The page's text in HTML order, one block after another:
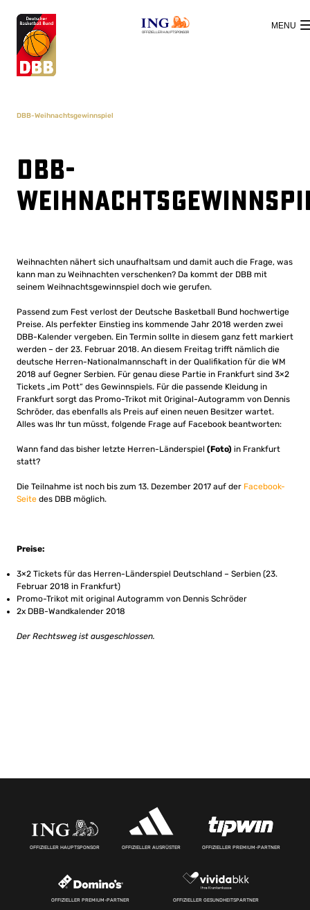
OFFIZIELLER HAUPTSPONSOR
DBB-Weihnachtsgewinnspiel
DBB-
Weihnachten nähert sich unaufhaltsam und damit auch die Frage, was
kann man zu Weihnachten verschenken? Da kommt der DBB mit
seinem Weihnachtsgewinnspiel doch wie gerufen.
Passend zum Fest verlost der Deutsche Basketball Bund hochwertige
Preise. Als perfekter Einstieg ins kommende Jahr 2018 werden zwei
DBB-Kalender vergeben. Ein Termin sollte in diesem ganz fett markiert
werden – der 23. Februar 2018. An diesem Freitag trifft nämlich die
deutsche Herren-Nationalmannschaft in der Qualifikation für die WM
2018 auf Gegner Serbien. Für genau diese Partie in Frankfurt sind 3×2
Tickets „im Pott“ des Gewinnspiels. Für die passende Kleidung in
Frankfurt sorgt das Promo-Trikot mit Original-Autogramm von Dennis
Schröder, das ebenfalls als Preis auf einen neuen Besitzer wartet.
Alles was Ihr tun müsst, folgende Frage auf Facebook beantworten:
Wann fand das bisher letzte Herren-Länderspiel (Foto) in Frankfurt
statt?
Die Teilnahme ist noch bis zum 13. Dezember 2017 auf der Facebook-
Seite des DBB möglich.
Preise:
3×2 Tickets für das Herren-Länderspiel Deutschland – Serbien (23.
Februar 2018 in Frankfurt)
Promo-Trikot mit original Autogramm von Dennis Schröder
2x DBB-Wandkalender 2018
Der Rechtsweg ist ausgeschlossen.
OFFIZIELLER HAUPTSPONSOR OFFIZIELLER AUSRÜSTER OFFIZIELLER PREMIUM-PARTNER
OFFIZIELLER PREMIUM-PARTNER OFFIZIELLER GESUNDHEITSPARTNER